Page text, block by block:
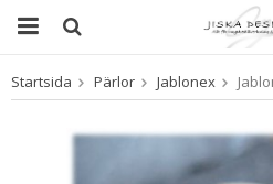
Produkten har blivit
Startsida Pärlor Jablonex